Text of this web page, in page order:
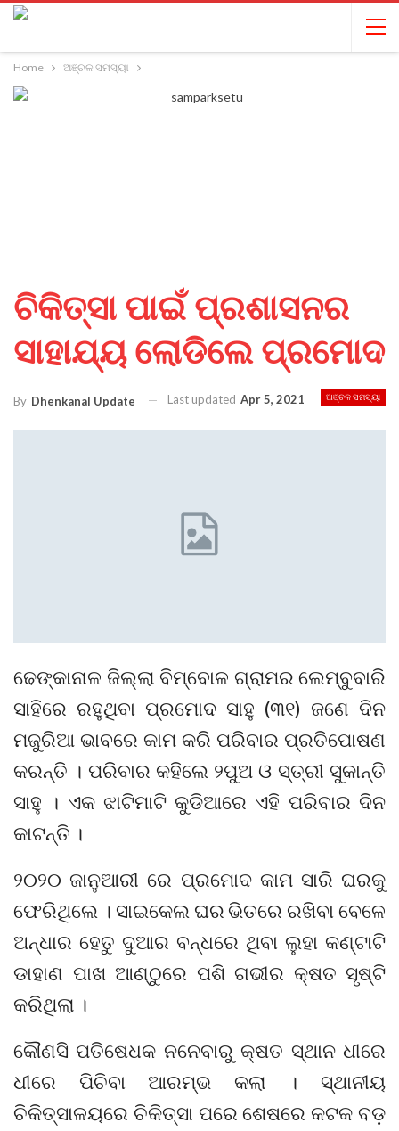
Home ଅଞ୍ଚଳ ସମସ୍ୟା
ଚିକିତ୍ସା ପାଇଁ ପ୍ରଶାସନର
ସାହାଯ୍ୟ ଲୋଡିଲେ ପ୍ରମୋଦ
ଅଞ୍ଚଳ ସମସ୍ୟା
By Dhenkanal Update Last updated Apr 5, 2021
ଢେଙ୍କାନାଳ ଜିଲ୍ଲା ବିମ୍ବୋଳ ଗ୍ରାମର ଲେମ୍ବୁବାରି
ସାହିରେ ରହୁଥିବା ପ୍ରମୋଦ ସାହୁ (୩୧) ଜଣେ ଦିନ
ମଜୁରିଆ ଭାବରେ କାମ କରି ପରିବାର ପ୍ରତିପୋଷଣ
କରନ୍ତି । ପରିବାର କହିଲେ ୨ପୁଅ ଓ ସ୍ତ୍ରୀ ସୁକାନ୍ତି
ସାହୁ । ଏକ ଝାଟିମାଟି କୁଡିଆରେ ଏହି ପରିବାର ଦିନ
କାଟନ୍ତି ।
୨୦୨୦ ଜାନୁଆରୀ ରେ ପ୍ରମୋଦ କାମ ସାରି ଘରକୁ
ଫେରିଥିଲେ । ସାଇକେଲ ଘର ଭିତରେ ରଖିବା ବେଳେ
ଅନ୍ଧାର ହେତୁ ଦୁଆର ବନ୍ଧରେ ଥିବା ଲୁହା କଣ୍ଟାଟି
ଡାହାଣ ପାଖ ଆଣ୍ଠୁରେ ପଶି ଗଭୀର କ୍ଷତ ସୃଷ୍ଟି
କରିଥିଲା ।
କୌଣସି ପତିଷେଧକ ନନେବାରୁ କ୍ଷତ ସ୍ଥାନ ଧୀରେ
ଧୀରେ ପିଚିବା ଆରମ୍ଭ କଲା । ସ୍ଥାନୀୟ
ଚିକିତ୍ସାଳୟରେ ଚିକିତ୍ସା ପରେ ଶେଷରେ କଟକ ବଡ଼